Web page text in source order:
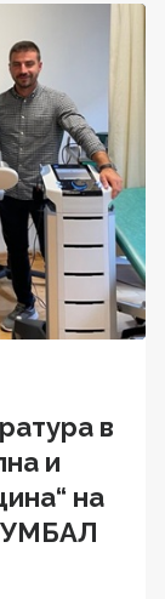
в
и
на
УМБАЛ